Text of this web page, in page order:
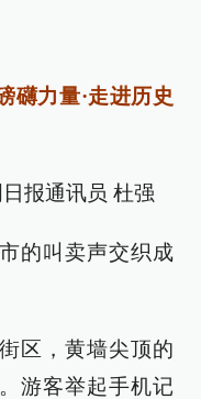
礴力量·走进历史
报通讯员 杜强
的叫卖声交织成
区，黄墙尖顶的
游客举起手机记